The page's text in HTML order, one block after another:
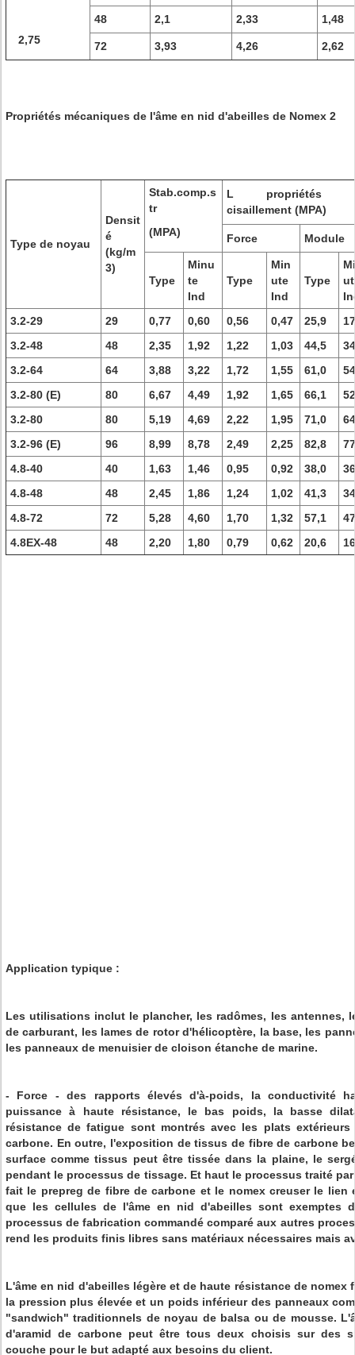
2,75
48 2,1 2,33 1,48
72 3,93 4,26 2,62
Propriétés mécaniques de l'âme en nid d'abeilles de Nomex 2
Type de noyau
Densit
é
(kg/m
3)
Stab.comp.s
tr
(MPA)
L propriétés
cisaillement (MPA)
Force Module
Type
Minu
te
Ind
Type
Min
ute
Ind
Type
3.2-29
29 0,77 0,60 0,56 0,47 25,9
3.2-48
48 2,35 1,92 1,22 1,03 44,5
3.2-64
64 3,88 3,22 1,72 1,55 61,0
3.2-80 (E)
80 6,67 4,49 1,92 1,65 66,1
3.2-80
80 5,19 4,69 2,22 1,95 71,0
3.2-96 (E)
96 8,99 8,78 2,49 2,25 82,8
4.8-40
40 1,63 1,46 0,95 0,92 38,0
4.8-48
48 2,45 1,86 1,24 1,02 41,3
4.8-72
72 5,28 4,60 1,70 1,32 57,1
4.8EX-48
48 2,20 1,80 0,79 0,62 20,6
Application typique :
Les utilisations inclut le plancher, les radômes, les antennes,
de carburant, les lames de rotor d'hélicoptère, la base, les
les panneaux de menuisier de cloison étanche de marine.
- Force - des rapports élevés d'à-poids, la conductivité
puissance à haute résistance, le bas poids, la basse
résistance de fatigue sont montrés avec les plats
carbone. En outre, l'exposition de tissus de fibre de carbone
surface comme tissus peut être tissée dans la plaine, le
pendant le processus de tissage. Et haut le processus traité
fait le prepreg de fibre de carbone et le nomex creuser le lien
que les cellules de l'âme en nid d'abeilles sont exemptes
processus de fabrication commandé comparé aux autres
rend les produits finis libres sans matériaux nécessaires mais
L'âme en nid d'abeilles légère et de haute résistance de
la pression plus élevée et un poids inférieur des panneaux
"sandwich" traditionnels de noyau de balsa ou de mousse.
d'aramid de carbone peut être tous deux choisis sur des
couche pour le but adapté aux besoins du client.